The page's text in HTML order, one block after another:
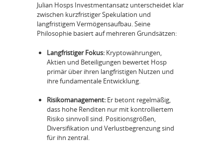
Julian Hosps Investmentansatz unterscheidet klar
zwischen kurzfristiger Spekulation und
langfristigem Vermögensaufbau. Seine
Philosophie basiert auf mehreren Grundsätzen:
Langfristiger Fokus:Kryptowährungen,
Aktien und Beteiligungen bewertet Hosp
primär über ihren langfristigen Nutzen und
ihre fundamentale Entwicklung.
Risikomanagement:Er betont regelmäßig,
dass hohe Renditen nur mit kontrolliertem
Risiko sinnvoll sind. Positionsgrößen,
Diversifikation und Verlustbegrenzung sind
für ihn zentral.